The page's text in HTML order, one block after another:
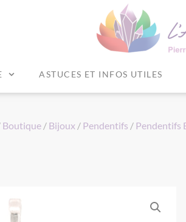
ASTUCES ET INFOS UTILES
Boutique / Bijoux / Pendentifs / Pendentifs